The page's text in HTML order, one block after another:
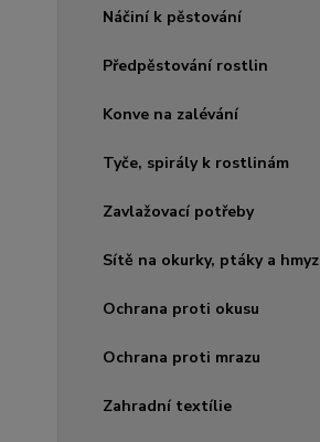
Náčiní k pěstování
Předpěstování rostlin
Konve na zalévání
Tyče, spirály k rostlinám
Zavlažovací potřeby
Sítě na okurky, ptáky a hmyz
Ochrana proti okusu
Ochrana proti mrazu
Zahradní textílie